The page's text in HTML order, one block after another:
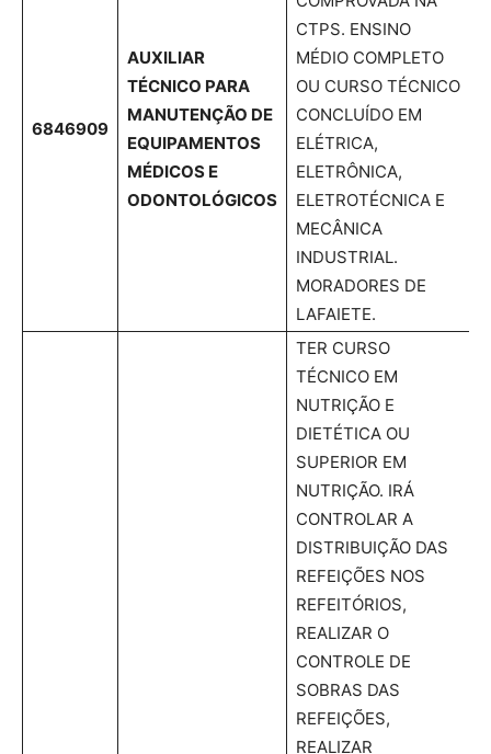
6846909
AUXILIAR
TÉCNICO PARA
MANUTENÇÃO DE
EQUIPAMENTOS
MÉDICOS E
ODONTOLÓGICOS
CTPS. ENSINO
MÉDIO COMPLETO
OU CURSO TÉCNICO
CONCLUÍDO EM
ELÉTRICA,
ELETRÔNICA,
ELETROTÉCNICA E
MECÂNICA
INDUSTRIAL.
MORADORES DE
LAFAIETE.
TER CURSO
TÉCNICO EM
NUTRIÇÃO E
DIETÉTICA OU
SUPERIOR EM
NUTRIÇÃO. IRÁ
CONTROLAR A
DISTRIBUIÇÃO DAS
REFEIÇÕES NOS
REFEITÓRIOS,
REALIZAR O
CONTROLE DE
SOBRAS DAS
REFEIÇÕES,
REALIZAR